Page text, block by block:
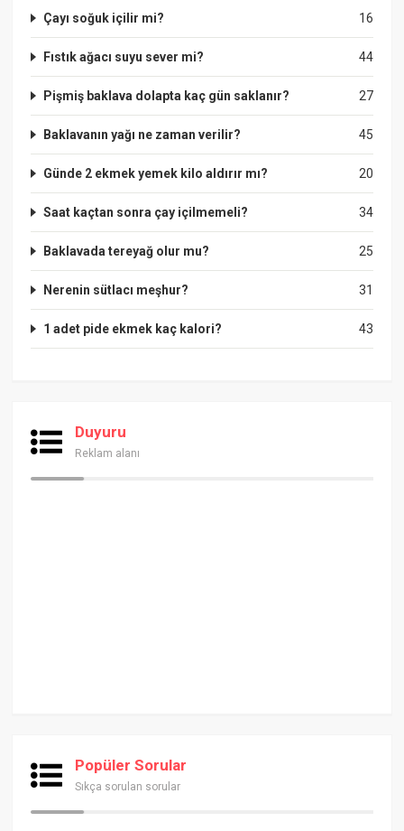
16
Çayı soğuk içilir mi?
44
Fıstık ağacı suyu sever mi?
27
Pişmiş baklava dolapta kaç gün saklanır?
45
Baklavanın yağı ne zaman verilir?
20
Günde 2 ekmek yemek kilo aldırır mı?
34
Saat kaçtan sonra çay içilmemeli?
25
Baklavada tereyağ olur mu?
31
Nerenin sütlacı meşhur?
43
1 adet pide ekmek kaç kalori?
Duyuru
Reklam alanı
Popüler Sorular
Sıkça sorulan sorular